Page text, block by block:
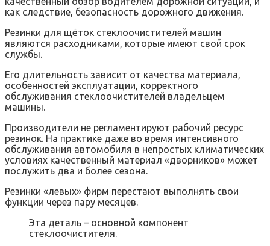
как следствие, безопасность дорожного движения.
Резинки для щёток стеклоочистителей машин
являются расходниками, которые имеют свой срок
службы.
Его длительность зависит от качества материала,
особенностей эксплуатации, корректного
обслуживания стеклоочистителей владельцем
машины.
Производители не регламентируют рабочий ресурс
резинок. На практике даже во время интенсивного
обслуживания автомобиля в непростых климатических
условиях качественный материал «дворников» может
послужить два и более сезона.
Резинки «левых» фирм перестают выполнять свои
функции через пару месяцев.
Эта деталь – основной компонент
стеклоочистителя.